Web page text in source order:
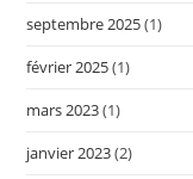
septembre 2025(1)
février 2025(1)
mars 2023(1)
janvier 2023(2)